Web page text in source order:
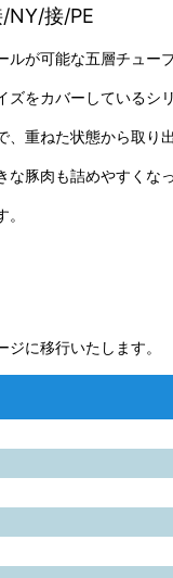
NY/接/PE
ルが可能な五層チュー
をカバーしているシ
、重ねた状態から取り
豚肉も詰めやすくな
に移行いたします。